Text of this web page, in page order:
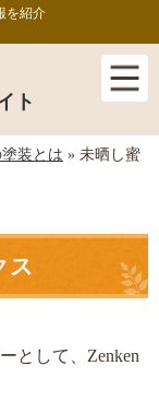
ト
を紹介
装とは » 未晒し蜜
ス
として、Zenken